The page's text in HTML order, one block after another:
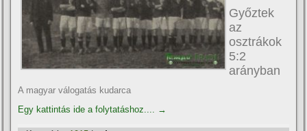
Győztek
az
osztrákok
5:2
arányban
A magyar válogatás kudarca
Egy kattintás ide a folytatáshoz.... →